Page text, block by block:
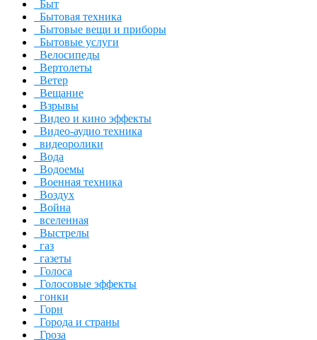
Быт
Бытовая техника
Бытовые вещи и приборы
Бытовые услуги
Велосипеды
Вертолеты
Ветер
Вещание
Взрывы
Видео и кино эффекты
Видео-аудио техника
видеоролики
Вода
Водоемы
Военная техника
Воздух
Война
вселенная
Выстрелы
газ
газеты
Голоса
Голосовые эффекты
гонки
Горн
Города и страны
Гроза